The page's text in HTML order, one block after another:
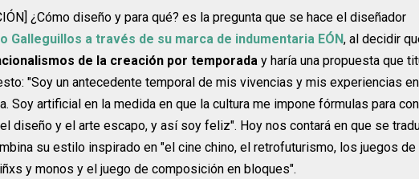
¿Cómo diseño y para qué? es la pregunta que se hace el diseñador
Galleguillos a través de su marca de indumentaria EÓN, al decidir
de la creación por temporada y haría una propuesta que
"Soy un antecedente temporal de mis vivencias y mis experiencias
Soy artificial en la medida en que la cultura me impone fórmulas para
diseño y el arte escapo, y así soy feliz". Hoy nos contará en que se
su estilo inspirado en "el cine chino, el retrofuturismo, los juegos
y monos y el juego de composición en bloques".